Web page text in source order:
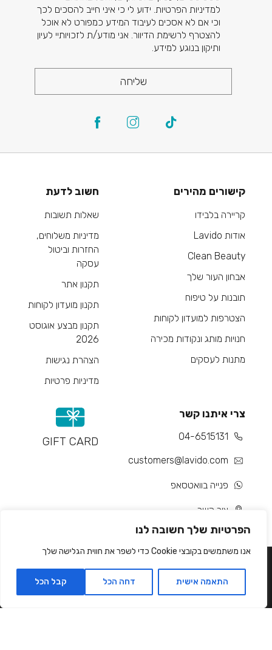
הפרטיות שלך חשובה לנו
אנו משתמשים בקובצי Cookie כדי לשפר את חווית הגלישה שלך
התאמה אישית דחה הכל קבל הכל
למדיניות הפרטיות. ידוע לי כי איני חייב להסכים לכך
וכי אם לא אסכים לעיבוד המידע כמפורט לא אוכל
להצטרף לרשימת הדיוור. אני מודע/ת לזכויותיי לעיון
ותיקון בנוגע למידע.
שליחה
קישורים מהירים
קריירה בלבידו
אודות Lavido
Clean Beauty
אבחון העור שלך
תובנות על טיפוח
הצטרפות למועדון לקוחות
חנויות מותג ונקודות מכירה
מתנות לעסקים
חשוב לדעת
שאלות תשובות
מדיניות משלוחים,
החזרות וביטול
עסקה
תקנון אתר
תקנון מועדון לקוחות
תקנון מבצע אוגוסט
2026
הצהרת נגישות
מדיניות פרטיות
צרי איתנו קשר
04-6515131
customers@lavido.com
פנייה בוואטסאפ
צור קשר
GIFT CARD
Developed by Matat Technologies ltd